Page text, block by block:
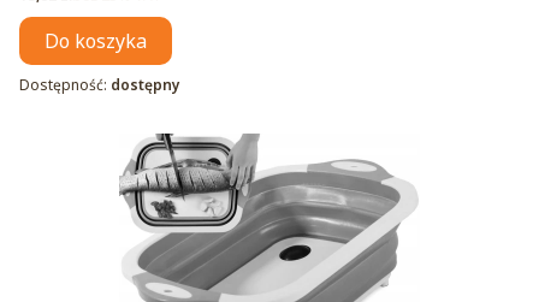
Do koszyka
Dostępność: dostępny